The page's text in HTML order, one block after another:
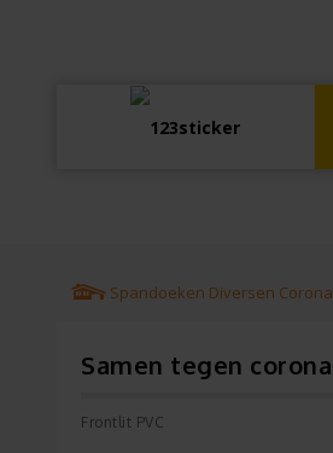
Spandoeken Diversen Corona
Samen tegen corona
Frontlit PVC